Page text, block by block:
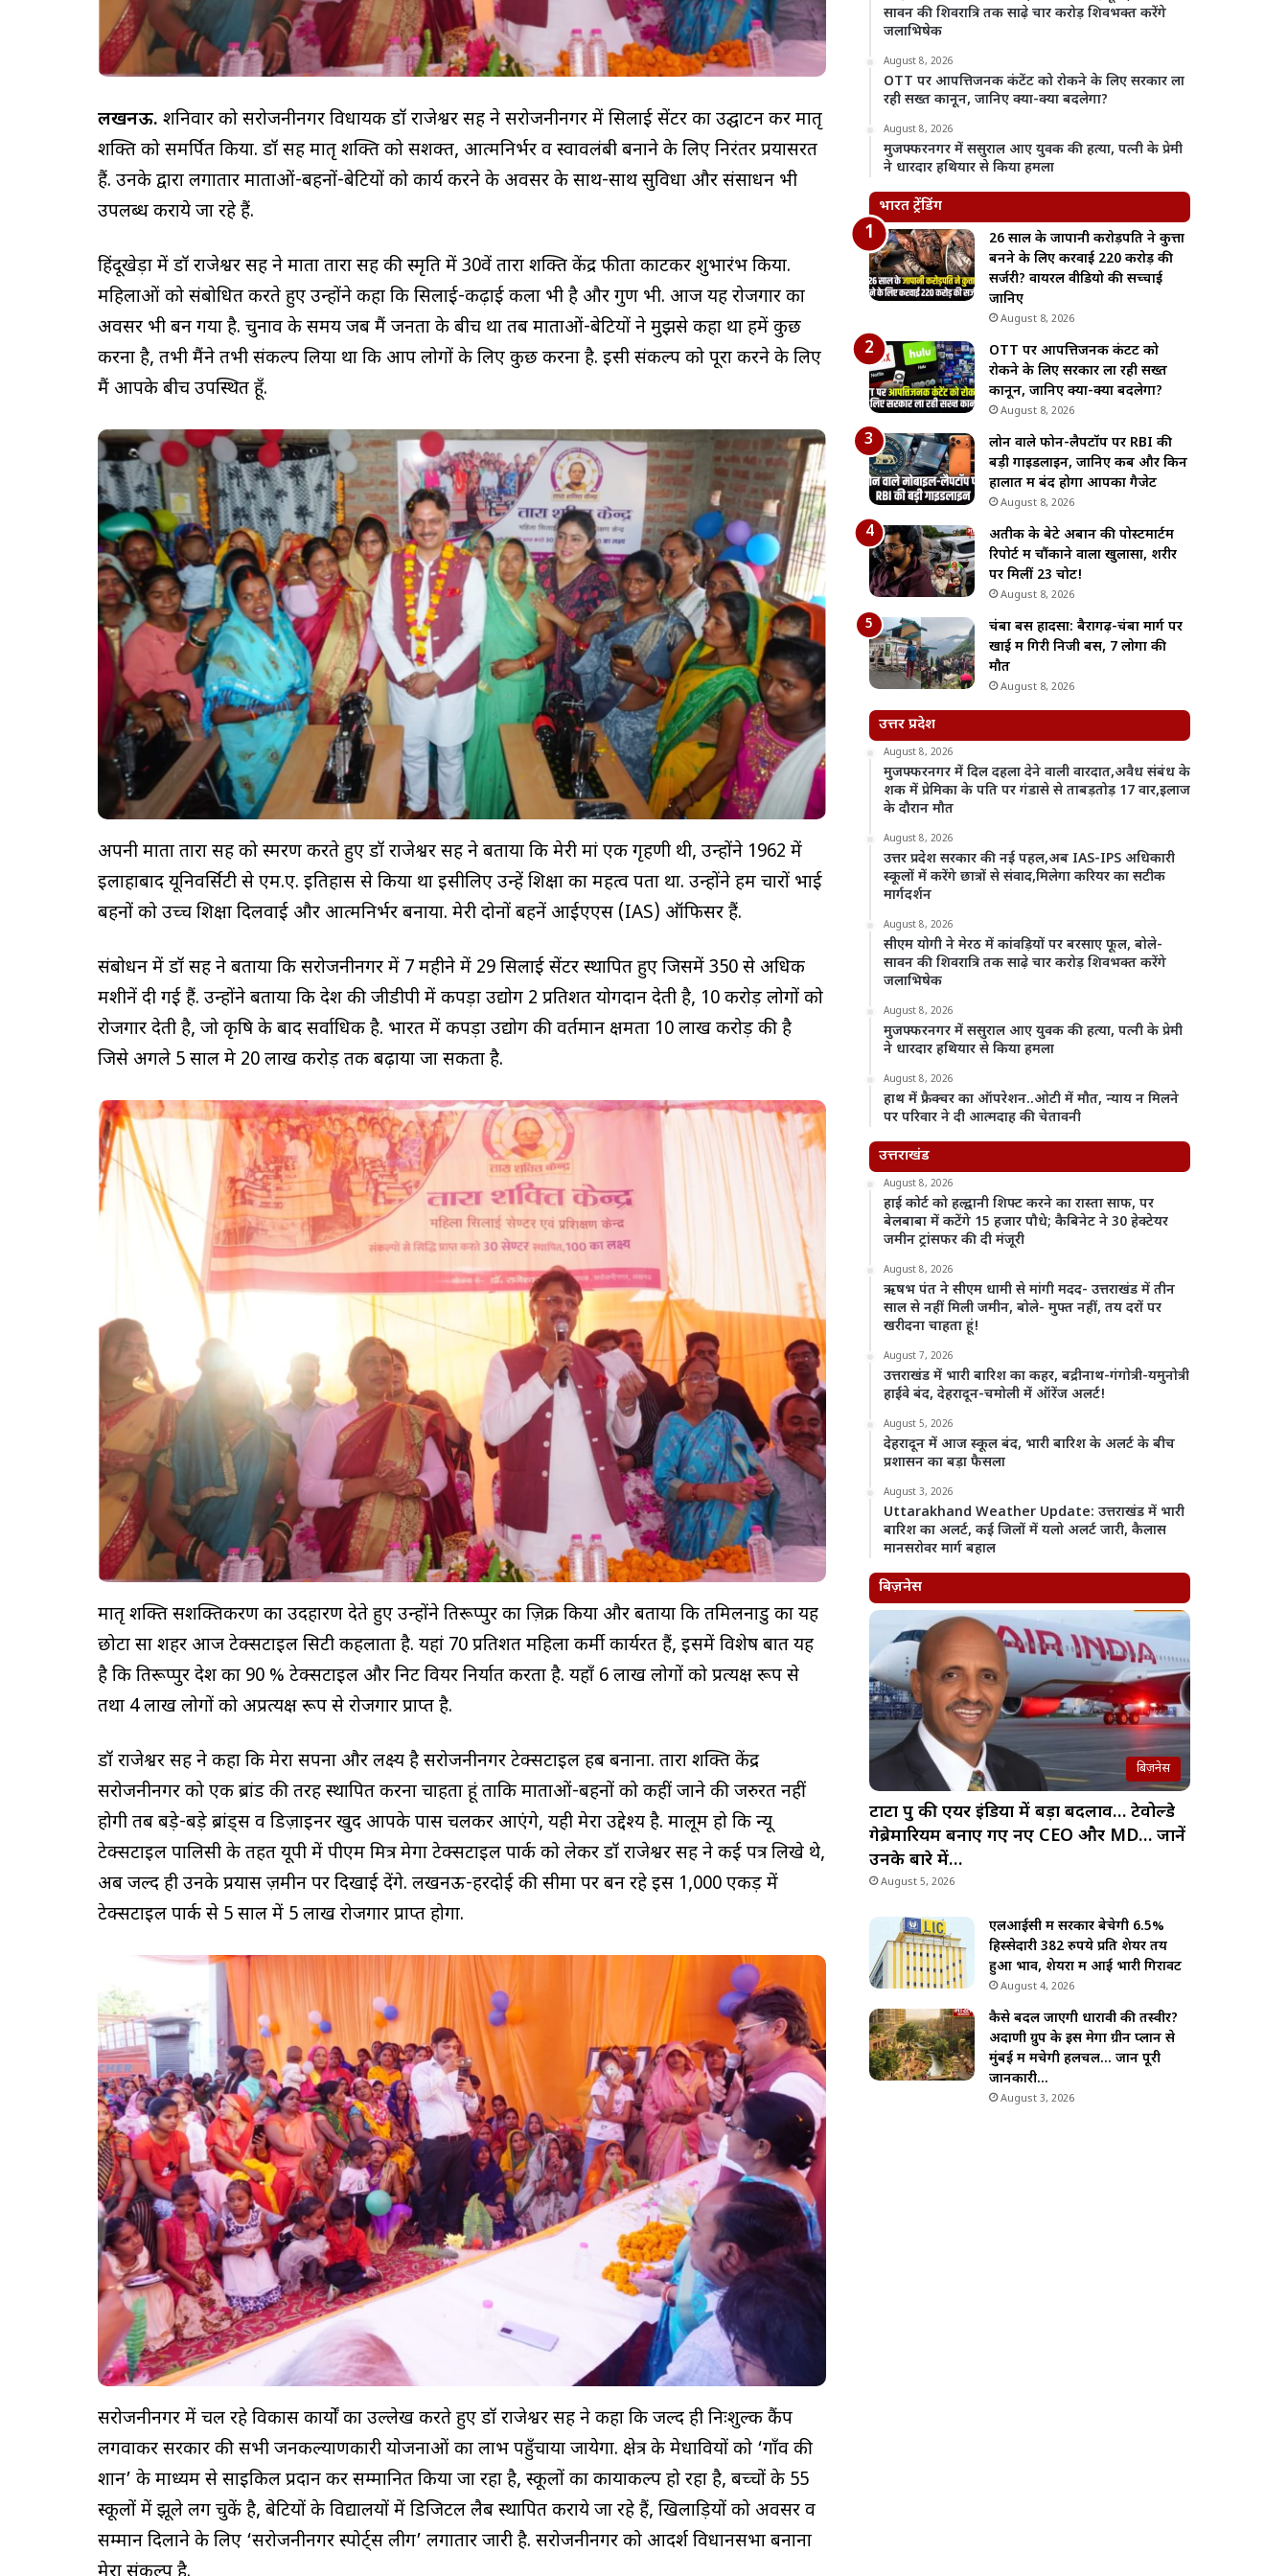
लखनऊ. शनिवार को सरोजनीनगर विधायक डॉ राजेश्वर सिंह ने सरोजनीनगर में सिलाई सेंटर का उद्घाटन कर मातृ
शक्ति को समर्पित किया. डॉ सिंह मातृ शक्ति को सशक्त, आत्मनिर्भर व स्वावलंबी बनाने के लिए निरंतर प्रयासरत
हैं. उनके द्वारा लगातार माताओं-बहनों-बेटियों को कार्य करने के अवसर के साथ-साथ सुविधा और संसाधन भी
उपलब्ध कराये जा रहे हैं.
हिंदूखेड़ा में डॉ राजेश्वर सिंह ने माता तारा सिंह की स्मृति में 30वें तारा शक्ति केंद्र फीता काटकर शुभारंभ किया.
महिलाओं को संबोधित करते हुए उन्होंने कहा कि सिलाई-कढ़ाई कला भी है और गुण भी. आज यह रोजगार का
अवसर भी बन गया है. चुनाव के समय जब मैं जनता के बीच था तब माताओं-बेटियों ने मुझसे कहा था हमें कुछ
करना है, तभी मैंने तभी संकल्प लिया था कि आप लोगों के लिए कुछ करना है. इसी संकल्प को पूरा करने के लिए
मैं आपके बीच उपस्थित हूँ.
अपनी माता तारा सिंह को स्मरण करते हुए डॉ राजेश्वर सिंह ने बताया कि मेरी मां एक गृहणी थी, उन्होंने 1962 में
इलाहाबाद यूनिवर्सिटी से एम.ए. इतिहास से किया था इसीलिए उन्हें शिक्षा का महत्व पता था. उन्होंने हम चारों भाई
बहनों को उच्च शिक्षा दिलवाई और आत्मनिर्भर बनाया. मेरी दोनों बहनें आईएएस (IAS) ऑफिसर हैं.
संबोधन में डॉ सिंह ने बताया कि सरोजनीनगर में 7 महीने में 29 सिलाई सेंटर स्थापित हुए जिसमें 350 से अधिक
मशीनें दी गई हैं. उन्होंने बताया कि देश की जीडीपी में कपड़ा उद्योग 2 प्रतिशत योगदान देती है, 10 करोड़ लोगों को
रोजगार देती है, जो कृषि के बाद सर्वाधिक है. भारत में कपड़ा उद्योग की वर्तमान क्षमता 10 लाख करोड़ की है
जिसे अगले 5 साल मे 20 लाख करोड़ तक बढ़ाया जा सकता है.
मातृ शक्ति सशक्तिकरण का उदहारण देते हुए उन्होंने तिरूप्पुर का ज़िक्र किया और बताया कि तमिलनाडु का यह
छोटा सा शहर आज टेक्सटाइल सिटी कहलाता है. यहां 70 प्रतिशत महिला कर्मी कार्यरत हैं, इसमें विशेष बात यह
है कि तिरूप्पुर देश का 90 % टेक्सटाइल और निट वियर निर्यात करता है. यहाँ 6 लाख लोगों को प्रत्यक्ष रूप से
तथा 4 लाख लोगों को अप्रत्यक्ष रूप से रोजगार प्राप्त है.
डॉ राजेश्वर सिंह ने कहा कि मेरा सपना और लक्ष्य है सरोजनीनगर टेक्सटाइल हब बनाना. तारा शक्ति केंद्र
सरोजनीनगर को एक ब्रांड की तरह स्थापित करना चाहता हूं ताकि माताओं-बहनों को कहीं जाने की जरुरत नहीं
होगी तब बड़े-बड़े ब्रांड्स व डिज़ाइनर खुद आपके पास चलकर आएंगे, यही मेरा उद्देश्य है. मालूम हो कि न्यू
टेक्सटाइल पालिसी के तहत यूपी में पीएम मित्र मेगा टेक्सटाइल पार्क को लेकर डॉ राजेश्वर सिंह ने कई पत्र लिखे थे,
अब जल्द ही उनके प्रयास ज़मीन पर दिखाई देंगे. लखनऊ-हरदोई की सीमा पर बन रहे इस 1,000 एकड़ में
टेक्सटाइल पार्क से 5 साल में 5 लाख रोजगार प्राप्त होगा.
सरोजनीनगर में चल रहे विकास कार्यों का उल्लेख करते हुए डॉ राजेश्वर सिंह ने कहा कि जल्द ही निःशुल्क कैंप
लगवाकर सरकार की सभी जनकल्याणकारी योजनाओं का लाभ पहुँचाया जायेगा. क्षेत्र के मेधावियों को ‘गाँव की
शान’ के माध्यम से साइकिल प्रदान कर सम्मानित किया जा रहा है, स्कूलों का कायाकल्प हो रहा है, बच्चों के 55
स्कूलों में झूले लग चुकें है, बेटियों के विद्यालयों में डिजिटल लैब स्थापित कराये जा रहे हैं, खिलाड़ियों को अवसर व
सम्मान दिलाने के लिए ‘सरोजनीनगर स्पोर्ट्स लीग’ लगातार जारी है. सरोजनीनगर को आदर्श विधानसभा बनाना
सावन की शिवरात्रि तक साढ़े चार करोड़ शिवभक्त करेंगे
जलाभिषेक
August 8, 2026
OTT पर आपत्तिजनक कंटेंट को रोकने के लिए सरकार ला
रही सख्त कानून, जानिए क्या-क्या बदलेगा?
August 8, 2026
मुजफ्फरनगर में ससुराल आए युवक की हत्या, पत्नी के प्रेमी
ने धारदार हथियार से किया हमला
भारत ट्रेंडिंग
26 साल के जापानी करोड़पति ने कुत्ता
बनने के लिए करवाई 220 करोड़ की
सर्जरी? वायरल वीडियो की सच्चाई
जानिए
August 8, 2026
OTT पर आपत्तिजनक कंटेंट को
रोकने के लिए सरकार ला रही सख्त
कानून, जानिए क्या-क्या बदलेगा?
August 8, 2026
लोन वाले फोन-लैपटॉप पर RBI की
बड़ी गाइडलाइन, जानिए कब और किन
हालात में बंद होगा आपका गैजेट
August 8, 2026
अतीक के बेटे अबान की पोस्टमार्टम
रिपोर्ट में चौंकाने वाला खुलासा, शरीर
पर मिलीं 23 चोटें!
August 8, 2026
चंबा बस हादसा: बैरागढ़-चंबा मार्ग पर
खाई में गिरी निजी बस, 7 लोगों की
मौत
August 8, 2026
उत्तर प्रदेश
August 8, 2026
मुजफ्फरनगर में दिल दहला देने वाली वारदात,अवैध संबंध के
शक में प्रेमिका के पति पर गंडासे से ताबड़तोड़ 17 वार,इलाज
के दौरान मौत
August 8, 2026
उत्तर प्रदेश सरकार की नई पहल,अब IAS-IPS अधिकारी
स्कूलों में करेंगे छात्रों से संवाद,मिलेगा करियर का सटीक
मार्गदर्शन
August 8, 2026
सीएम योगी ने मेरठ में कांवड़ियों पर बरसाए फूल, बोले-
सावन की शिवरात्रि तक साढ़े चार करोड़ शिवभक्त करेंगे
जलाभिषेक
August 8, 2026
मुजफ्फरनगर में ससुराल आए युवक की हत्या, पत्नी के प्रेमी
ने धारदार हथियार से किया हमला
August 8, 2026
हाथ में फ्रैक्चर का ऑपरेशन..ओटी में मौत, न्याय न मिलने
पर परिवार ने दी आत्मदाह की चेतावनी
उत्तराखंड
August 8, 2026
हाई कोर्ट को हल्द्वानी शिफ्ट करने का रास्ता साफ, पर
बेलबाबा में कटेंगे 15 हजार पौधे; कैबिनेट ने 30 हेक्टेयर
जमीन ट्रांसफर की दी मंजूरी
August 8, 2026
ऋषभ पंत ने सीएम धामी से मांगी मदद- उत्तराखंड में तीन
साल से नहीं मिली जमीन, बोले- मुफ्त नहीं, तय दरों पर
खरीदना चाहता हूं!
August 7, 2026
उत्तराखंड में भारी बारिश का कहर, बद्रीनाथ-गंगोत्री-यमुनोत्री
हाईवे बंद, देहरादून-चमोली में ऑरेंज अलर्ट!
August 5, 2026
देहरादून में आज स्कूल बंद, भारी बारिश के अलर्ट के बीच
प्रशासन का बड़ा फैसला
August 3, 2026
Uttarakhand Weather Update: उत्तराखंड में भारी
बारिश का अलर्ट, कई जिलों में यलो अलर्ट जारी, कैलास
मानसरोवर मार्ग बहाल
बिज़नेस
बिज़नेस
टाटा ग्रुप की एयर इंडिया में बड़ा बदलाव… टेवोल्डे
गेब्रेमारियम बनाए गए नए CEO और MD… जानें
उनके बारे में…
August 5, 2026
एलआईसी में सरकार बेचेगी 6.5%
हिस्सेदारी 382 रुपये प्रति शेयर तय
हुआ भाव, शेयरों में आई भारी गिरावट
August 4, 2026
कैसे बदल जाएगी धारावी की तस्वीर?
अदाणी ग्रुप के इस मेगा ग्रीन प्लान से
मुंबई में मचेगी हलचल… जानें पूरी
जानकारी…
August 3, 2026